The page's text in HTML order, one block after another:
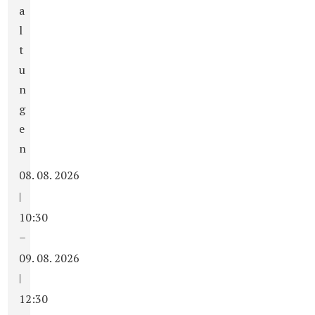
a
l
t
u
n
g
e
n
08. 08. 2026
|
10:30
–
09. 08. 2026
|
12:30